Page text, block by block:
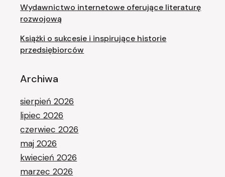
Wydawnictwo internetowe oferujące literaturę
rozwojową
Książki o sukcesie i inspirujące historie
przedsiębiorców
Archiwa
sierpień 2026
lipiec 2026
czerwiec 2026
maj 2026
kwiecień 2026
marzec 2026